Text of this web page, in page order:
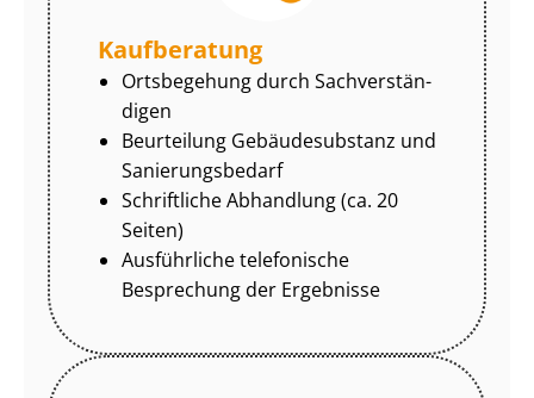
Kaufberatung
Ortsbegehung durch Sach­ver­stän­
di­gen
Beurteilung Gebäudesubstanz und
Sa­nie­rungs­be­darf
Schriftliche Abhandlung (ca. 20
Seiten)
Ausführliche telefonische
Besprechung der Ergebnisse